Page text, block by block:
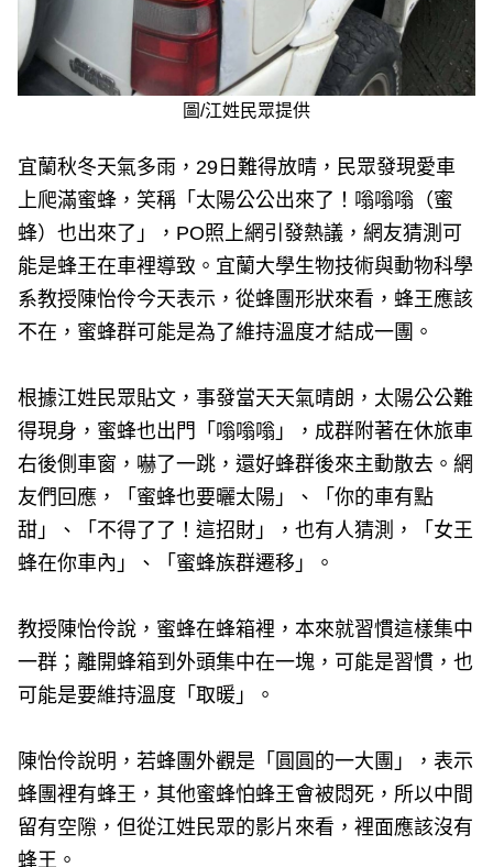
圖/江姓民眾提供
宜蘭秋冬天氣多雨，29日難得放晴，民眾發現愛車
上爬滿蜜蜂，笑稱「太陽公公出來了！嗡嗡嗡（蜜
蜂）也出來了」，PO照上網引發熱議，網友猜測可
能是蜂王在車裡導致。宜蘭大學生物技術與動物科學
系教授陳怡伶今天表示，從蜂團形狀來看，蜂王應該
不在，蜜蜂群可能是為了維持溫度才結成一團。
根據江姓民眾貼文，事發當天天氣晴朗，太陽公公難
得現身，蜜蜂也出門「嗡嗡嗡」，成群附著在休旅車
右後側車窗，嚇了一跳，還好蜂群後來主動散去。網
友們回應，「蜜蜂也要曬太陽」、「你的車有點
甜」、「不得了了！這招財」，也有人猜測，「女王
蜂在你車內」、「蜜蜂族群遷移」。
教授陳怡伶說，蜜蜂在蜂箱裡，本來就習慣這樣集中
一群；離開蜂箱到外頭集中在一塊，可能是習慣，也
可能是要維持溫度「取暖」。
陳怡伶說明，若蜂團外觀是「圓圓的一大團」，表示
蜂團裡有蜂王，其他蜜蜂怕蜂王會被悶死，所以中間
留有空隙，但從江姓民眾的影片來看，裡面應該沒有
蜂王。